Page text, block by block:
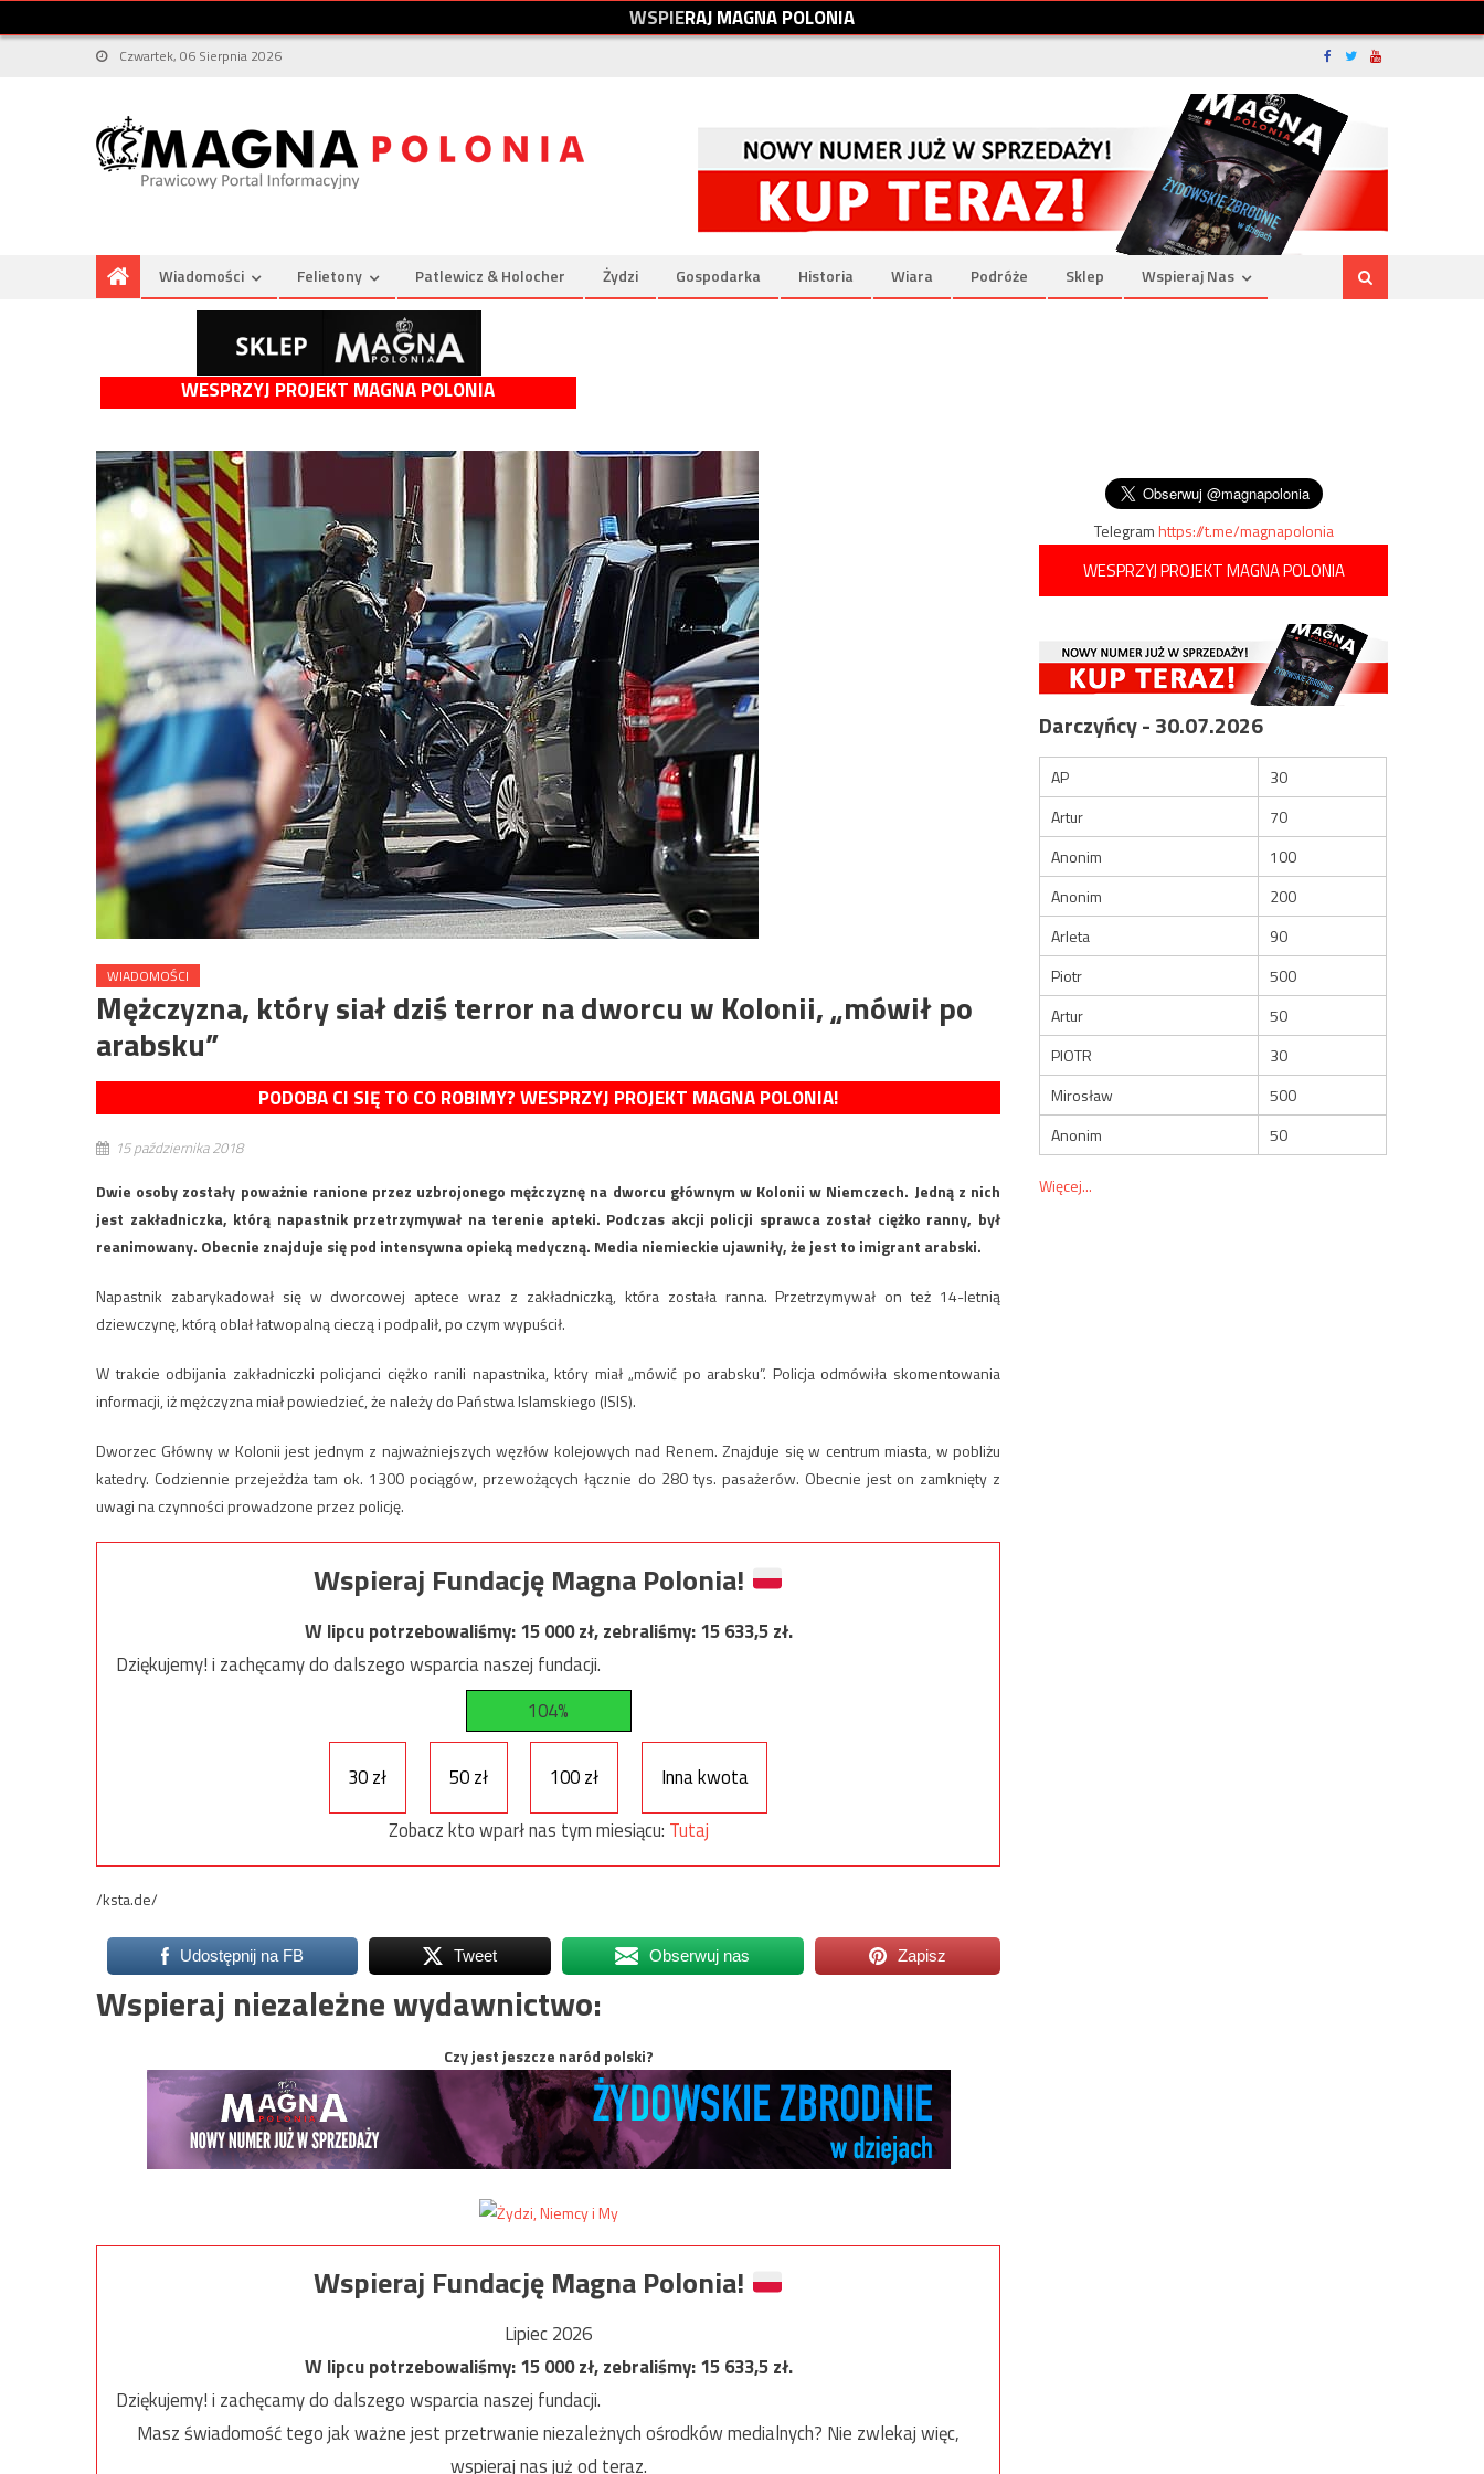
WSPIERAJMAGNAPOLONIA
Czwartek, 06 Sierpnia 2026
Wiadomości Felietony Patlewicz & Holocher Żydzi Gospodarka Historia Wiara Podróże Sklep Wspieraj Nas
WESPRZYJ PROJEKT MAGNA POLONIA
WIADOMOŚCI
Mężczyzna, który siał dziś terror na dworcu w Kolonii, „mówił po
arabsku”
PODOBA CI SIĘ TO CO ROBIMY? WESPRZYJ PROJEKT MAGNA POLONIA!
15 października 2018
Dwie osoby zostały poważnie ranione przez uzbrojonego mężczyznę na dworcu głównym w Kolonii w Niemczech. Jedną z nich
jest zakładniczka, którą napastnik przetrzymywał na terenie apteki. Podczas akcji policji sprawca został ciężko ranny, był
reanimowany. Obecnie znajduje się pod intensywna opieką medyczną. Media niemieckie ujawniły, że jest to imigrant arabski.
Napastnik zabarykadował się w dworcowej aptece wraz z zakładniczką, która została ranna. Przetrzymywał on też 14-letnią
dziewczynę, którą oblał łatwopalną cieczą i podpalił, po czym wypuścił.
W trakcie odbijania zakładniczki policjanci ciężko ranili napastnika, który miał „mówić po arabsku”. Policja odmówiła skomentowania
informacji, iż mężczyzna miał powiedzieć, że należy do Państwa Islamskiego (ISIS).
Dworzec Główny w Kolonii jest jednym z najważniejszych węzłów kolejowych nad Renem. Znajduje się w centrum miasta, w pobliżu
katedry. Codziennie przejeżdża tam ok. 1300 pociągów, przewożących łącznie do 280 tys. pasażerów. Obecnie jest on zamknięty z
uwagi na czynności prowadzone przez policję.
Wspieraj Fundację Magna Polonia!
W lipcu potrzebowaliśmy:15 000zł, zebraliśmy:15 633,5zł.
Dziękujemy! i zachęcamy do dalszego wsparcia naszej fundacji.
104%
30 zł 50 zł 100 zł
Inna kwota
Zobacz kto wparł nas tym miesiącu: Tutaj
/ksta.de/
Udostępnij na FB Tweet Obserwuj nas Zapisz
Wspieraj niezależne wydawnictwo:
Czy jest jeszcze naród polski?
Wspieraj Fundację Magna Polonia!
Lipiec 2026
W lipcu potrzebowaliśmy:15 000zł, zebraliśmy:15 633,5zł.
Dziękujemy! i zachęcamy do dalszego wsparcia naszej fundacji.
Masz świadomość tego jak ważne jest przetrwanie niezależnych ośrodków medialnych? Nie zwlekaj więc,
wspieraj nas już od teraz.
Telegramhttps://t.me/magnapolonia
WESPRZYJ PROJEKT MAGNA POLONIA
Darczyńcy - 30.07.2026
AP
30
Artur
70
Anonim
100
Anonim
200
Arleta
90
Piotr
500
Artur
50
PIOTR
30
Mirosław
500
Anonim
50
Więcej...